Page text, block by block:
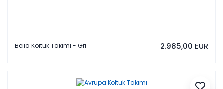
Bella Koltuk Takımı - Gri 2.985,00 EUR